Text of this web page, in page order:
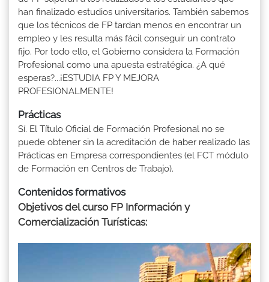
han finalizado estudios universitarios. También sabemos
que los técnicos de FP tardan menos en encontrar un
empleo y les resulta más fácil conseguir un contrato
fijo. Por todo ello, el Gobierno considera la Formación
Profesional como una apuesta estratégica. ¿A qué
esperas?...¡ESTUDIA FP Y MEJORA
PROFESIONALMENTE!
Prácticas
Sí. El Título Oficial de Formación Profesional no se
puede obtener sin la acreditación de haber realizado las
Prácticas en Empresa correspondientes (el FCT módulo
de Formación en Centros de Trabajo).
Contenidos formativos
Objetivos del curso FP Información y
Comercialización Turísticas: